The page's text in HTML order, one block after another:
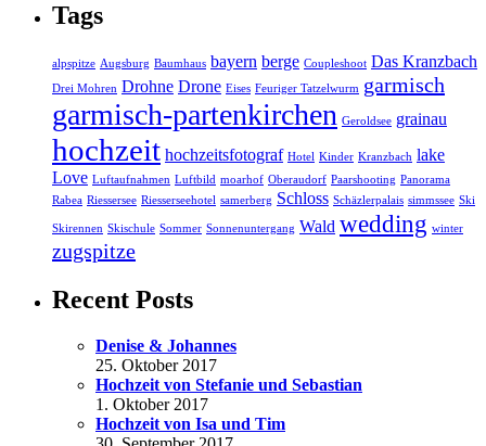
Tags
alpspitze Augsburg Baumhaus bayern berge Coupleshoot Das Kranzbach
Drei Mohren Drohne Drone Eises Feuriger Tatzelwurm garmisch
garmisch-partenkirchen Geroldsee grainau
hochzeit hochzeitsfotograf Hotel Kinder Kranzbach lake
Love Luftaufnahmen Luftbild moarhof Oberaudorf Paarshooting Panorama
Rabea Riessersee Riesserseehotel samerberg Schloss Schäzlerpalais simmssee Ski
Skirennen Skischule Sommer Sonnenuntergang Wald wedding winter
zugspitze
Recent Posts
Denise & Johannes
25. Oktober 2017
Hochzeit von Stefanie und Sebastian
1. Oktober 2017
Hochzeit von Isa und Tim